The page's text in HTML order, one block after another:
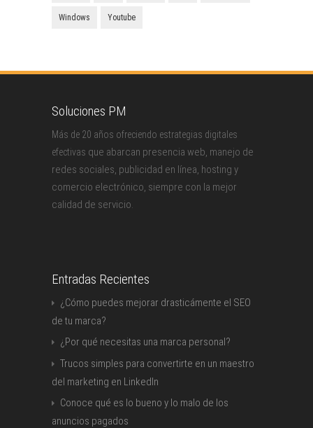
Windows Youtube
Soluciones PM
Más de 20 años ofreciendo estrategias digitales
efectivas que abarcan presencia web, manejo de
redes sociales, publicidad en línea, hosting y
comercio electrónico, siempre con la mejor
calidad de servicio.
Entradas Recientes
¿Cómo puedes mejorar drasticámente el SEO
de tu marca?
¿Por qué necesitas una marca personal?
Trucos simples para convertirte en un maestro
del marketing en LinkedIn
Conoce qué es lo bueno y lo malo de los
anuncios pagados